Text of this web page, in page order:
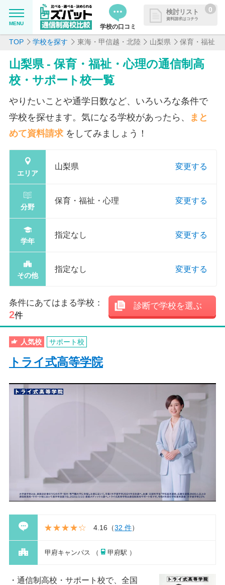
MENU 学校の口コミ
検討リスト
資料請求はコチラ
0
追加した学校を一覧で確認・まと
めて資料請求できます
MENU
学校を探したい
通信制高校について知りたい
はじめての方へ
よくある質問
掲載を希望される学校様へ
TOP 学校を探す 東海・甲信越・北陸 山梨県 保育・福祉・
山梨県 - 保育・福祉・心理の通信制高
校・サポート校一覧
やりたいことや通学日数など、いろいろな条件で
学校を探せます。気になる学校があったら、
まと
めて資料請求をしてみましょう！
エリア
山梨県 変更する
分野
保育・福祉・心理 変更する
学年
指定なし 変更する
その他
指定なし 変更する
条件にあてはまる学校：
2件
診断で学校を選ぶ
人気校 サポート校
トライ式高等学院
4.16 （32 件）
甲府キャンパス （ 甲府駅 ）
通信制高校・サポート校で、全国